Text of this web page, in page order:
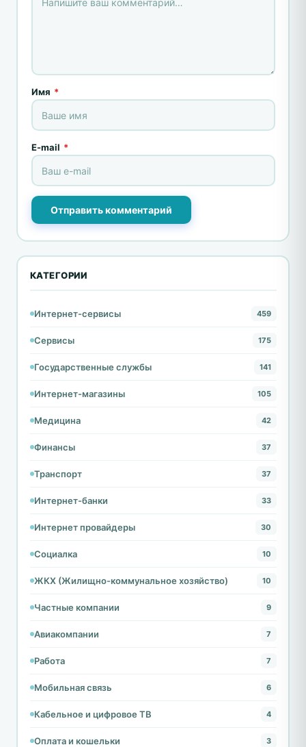
Имя *
E-mail *
Отправить комментарий
КАТЕГОРИИ
Интернет-сервисы 459
Сервисы 175
Государственные службы 141
Интернет-магазины 105
Медицина 42
Финансы 37
Транспорт 37
Интернет-банки 33
Интернет провайдеры 30
Социалка 10
ЖКХ (Жилищно-коммунальное хозяйство) 10
Частные компании 9
Авиакомпании 7
Работа 7
Мобильная связь 6
Кабельное и цифровое ТВ 4
Оплата и кошельки 3